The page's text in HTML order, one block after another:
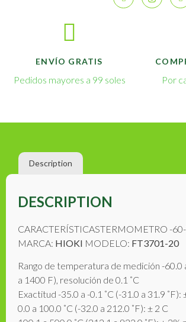
ENVÍO GRATIS
Pedidos mayores a 99 soles Por
Description
DESCRIPTION
CARACTERÍSTICASTERMOMETRO -
MARCA: HIOKI MODELO: FT3701-20
Rango de temperatura de medición -60.0
a 1400 F), resolución de 0.1 ˚C
Exactitud -35.0 a -0.1 ˚C (-31.0 a 31.9 ˚F):
0.0 a 100.0 ˚C (-32.0 a 212.0 ˚F): ± 2 C